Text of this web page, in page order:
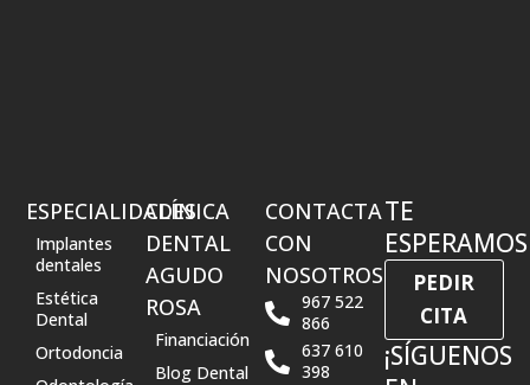
ESPECIALIDADES
Implantes
dentales
Estética
Dental
Ortodoncia
CLÍNICA
DENTAL
AGUDO
ROSA
Financiación
Blog Dental
CONTACTA
CON
NOSOTROS
967 522
866
637 610
398
TE
ESPERAMOS
PEDIR
CITA
¡SÍGUENOS